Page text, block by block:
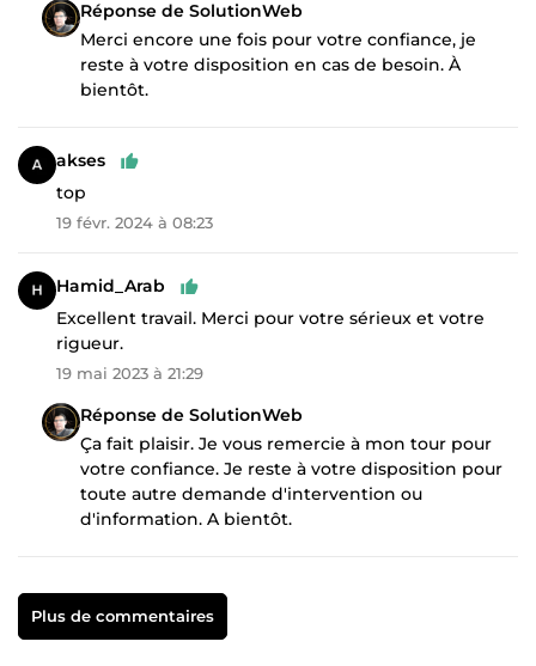
Réponse de SolutionWeb
Merci encore une fois pour votre confiance, je
reste à votre disposition en cas de besoin. À
bientôt.
akses
top
19 févr. 2024 à 08:23
Hamid_Arab
Excellent travail. Merci pour votre sérieux et votre
rigueur.
19 mai 2023 à 21:29
Réponse de SolutionWeb
Ça fait plaisir. Je vous remercie à mon tour pour
votre confiance. Je reste à votre disposition pour
toute autre demande d'intervention ou
d'information. A bientôt.
Plus de commentaires